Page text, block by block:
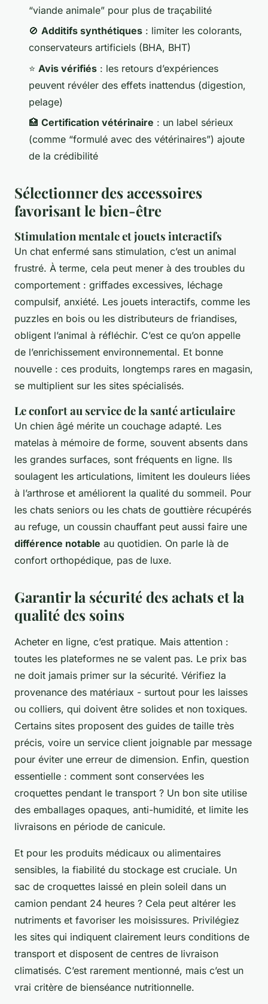
“viande animale” pour plus de traçabilité
🚫 Additifs synthétiques : limiter les colorants,
conservateurs artificiels (BHA, BHT)
⭐ Avis vérifiés : les retours d’expériences
peuvent révéler des effets inattendus (digestion,
pelage)
🏥 Certification vétérinaire : un label sérieux
(comme “formulé avec des vétérinaires”) ajoute
de la crédibilité
Sélectionner des accessoires
favorisant le bien-être
Stimulation mentale et jouets interactifs
Un chat enfermé sans stimulation, c’est un animal
frustré. À terme, cela peut mener à des troubles du
comportement : griffades excessives, léchage
compulsif, anxiété. Les jouets interactifs, comme les
puzzles en bois ou les distributeurs de friandises,
obligent l’animal à réfléchir. C’est ce qu’on appelle
de l’enrichissement environnemental. Et bonne
nouvelle : ces produits, longtemps rares en magasin,
se multiplient sur les sites spécialisés.
Le confort au service de la santé articulaire
Un chien âgé mérite un couchage adapté. Les
matelas à mémoire de forme, souvent absents dans
les grandes surfaces, sont fréquents en ligne. Ils
soulagent les articulations, limitent les douleurs liées
à l’arthrose et améliorent la qualité du sommeil. Pour
les chats seniors ou les chats de gouttière récupérés
au refuge, un coussin chauffant peut aussi faire une
différence notable au quotidien. On parle là de
confort orthopédique, pas de luxe.
Garantir la sécurité des achats et la
qualité des soins
Acheter en ligne, c’est pratique. Mais attention :
toutes les plateformes ne se valent pas. Le prix bas
ne doit jamais primer sur la sécurité. Vérifiez la
provenance des matériaux - surtout pour les laisses
ou colliers, qui doivent être solides et non toxiques.
Certains sites proposent des guides de taille très
précis, voire un service client joignable par message
pour éviter une erreur de dimension. Enfin, question
essentielle : comment sont conservées les
croquettes pendant le transport ? Un bon site utilise
des emballages opaques, anti-humidité, et limite les
livraisons en période de canicule.
Et pour les produits médicaux ou alimentaires
sensibles, la fiabilité du stockage est cruciale. Un
sac de croquettes laissé en plein soleil dans un
camion pendant 24 heures ? Cela peut altérer les
nutriments et favoriser les moisissures. Privilégiez
les sites qui indiquent clairement leurs conditions de
transport et disposent de centres de livraison
climatisés. C’est rarement mentionné, mais c’est un
vrai critère de bienséance nutritionnelle.